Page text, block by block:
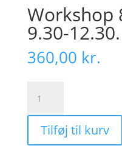
Workshop
9.30-
360,00 kr.
november
9.30-
12.30.
Tilføj til kurv